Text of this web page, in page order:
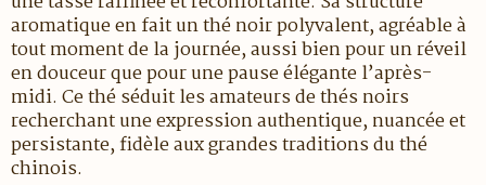
aromatique en fait un thé noir polyvalent, agréable à
tout moment de la journée, aussi bien pour un réveil
en douceur que pour une pause élégante l’après-
midi. Ce thé séduit les amateurs de thés noirs
recherchant une expression authentique, nuancée et
persistante, fidèle aux grandes traditions du thé
chinois.